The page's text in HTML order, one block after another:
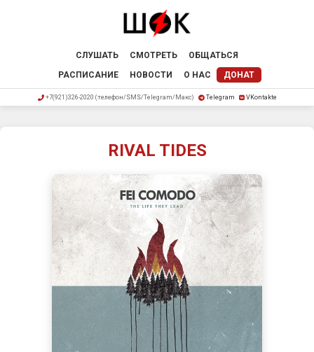
СЛУШАТЬ СМОТРЕТЬ
ОБЩАТЬСЯ
РАСПИСАНИЕ
НОВОСТИ О НАС ДОНАТ
+7(921)326-2020 (телефон/SMS/Telegram/Макс) Telegram VKontakte
RIVAL TIDES